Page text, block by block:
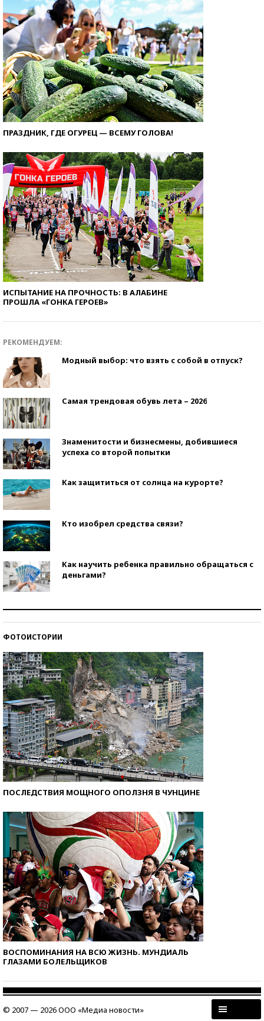
ПРАЗДНИК, ГДЕ ОГУРЕЦ — ВСЕМУ ГОЛОВА!
ИСПЫТАНИЕ НА ПРОЧНОСТЬ: В АЛАБИНЕ
ПРОШЛА «ГОНКА ГЕРОЕВ»
РЕКОМЕНДУЕМ:
Модный выбор: что взять с собой в отпуск?
Самая трендовая обувь лета – 2026
Знаменитости и бизнесмены, добившиеся
успеха со второй попытки
Как защититься от солнца на курорте?
Кто изобрел средства связи?
Как научить ребенка правильно обращаться с
деньгами?
ФОТОИСТОРИИ
ПОСЛЕДСТВИЯ МОЩНОГО ОПОЛЗНЯ В ЧУНЦИНЕ
ВОСПОМИНАНИЯ НА ВСЮ ЖИЗНЬ. МУНДИАЛЬ
ГЛАЗАМИ БОЛЕЛЬЩИКОВ
© 2007 — 2026 ООО «Медиа новости»